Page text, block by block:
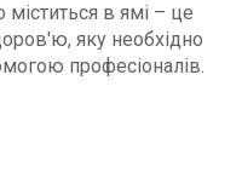
міститься в ямі – це
яку необхідно
професіоналів.